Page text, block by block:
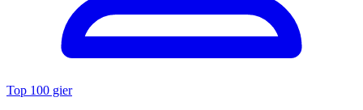
Top 100 gier